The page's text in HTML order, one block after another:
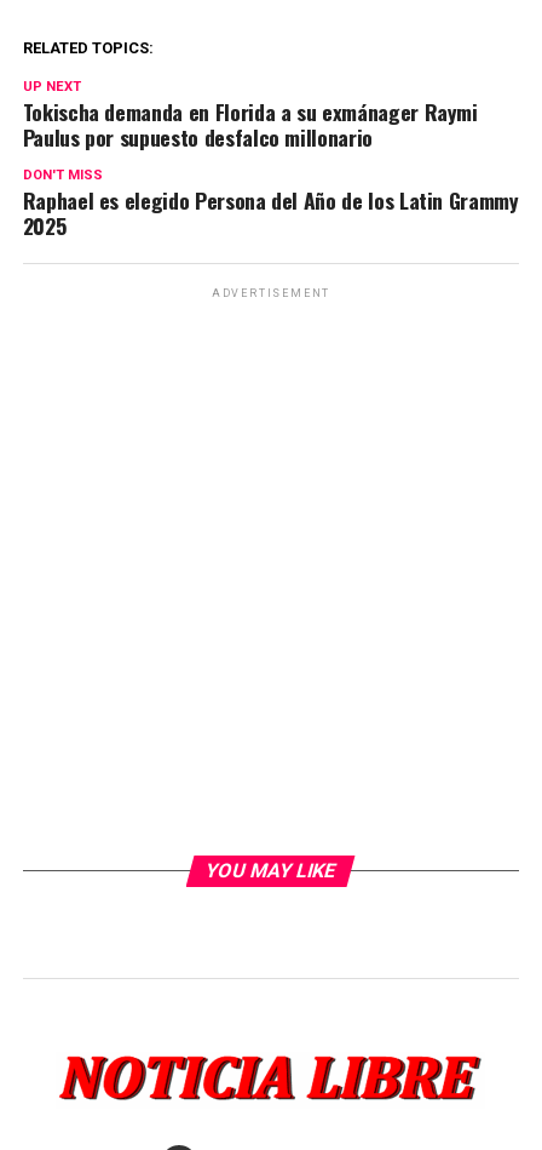
RELATED TOPICS:
UP NEXT
Tokischa demanda en Florida a su exmánager Raymi
Paulus por supuesto desfalco millonario
DON'T MISS
Raphael es elegido Persona del Año de los Latin Grammy
2025
ADVERTISEMENT
YOU MAY LIKE